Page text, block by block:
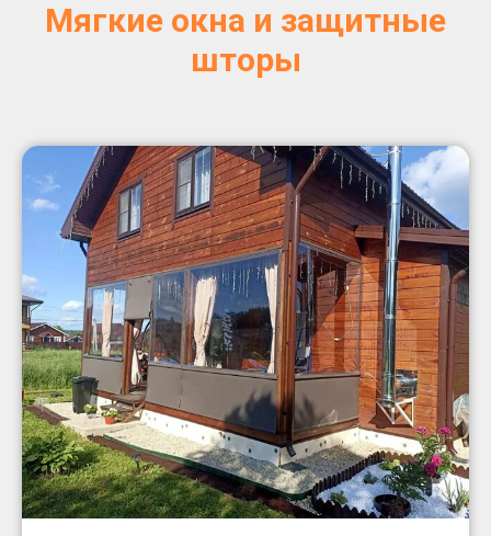
Мягкие окна и защитные
шторы